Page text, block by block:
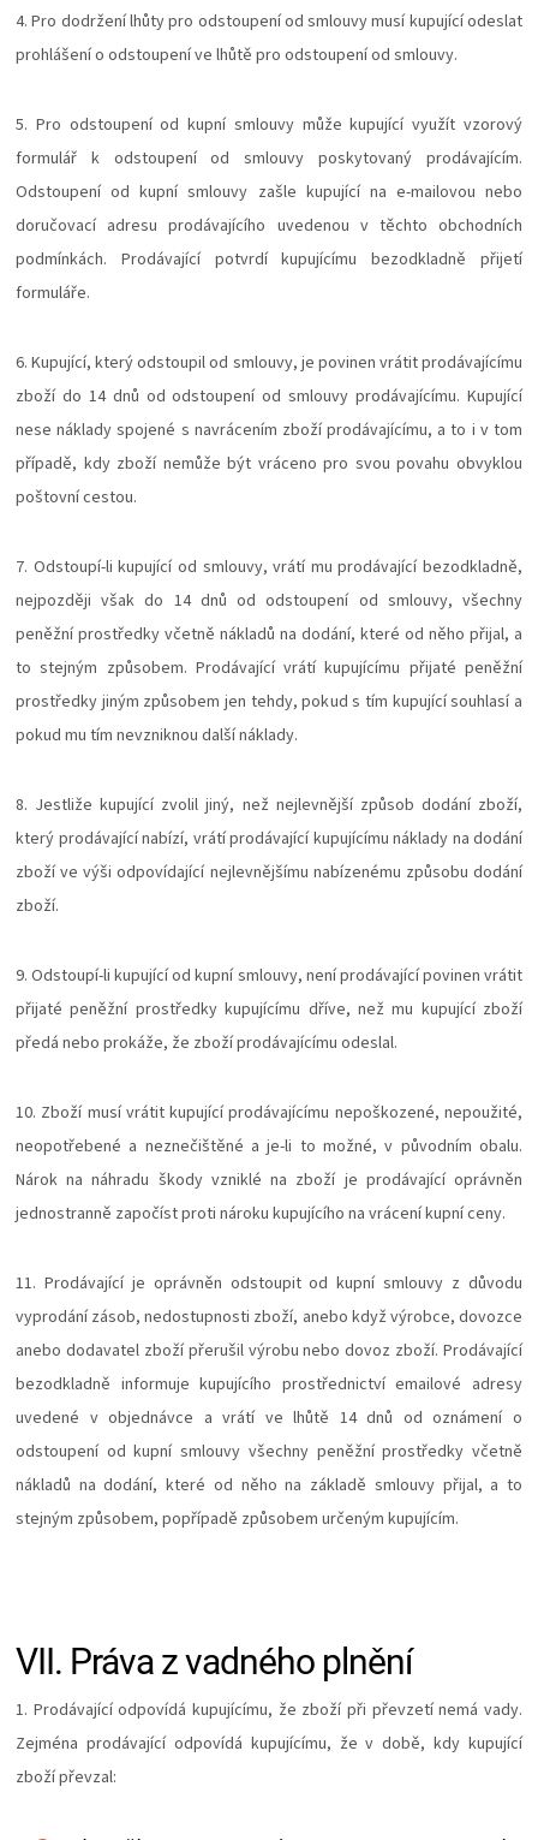
4. Pro dodržení lhůty pro odstoupení od smlouvy musí kupující odeslat
prohlášení o odstoupení ve lhůtě pro odstoupení od smlouvy.
5. Pro odstoupení od kupní smlouvy může kupující využít vzorový
formulář k odstoupení od smlouvy poskytovaný prodávajícím.
Odstoupení od kupní smlouvy zašle kupující na e-mailovou nebo
doručovací adresu prodávajícího uvedenou v těchto obchodních
podmínkách. Prodávající potvrdí kupujícímu bezodkladně přijetí
formuláře.
6. Kupující, který odstoupil od smlouvy, je povinen vrátit prodávajícímu
zboží do 14 dnů od odstoupení od smlouvy prodávajícímu. Kupující
nese náklady spojené s navrácením zboží prodávajícímu, a to i v tom
případě, kdy zboží nemůže být vráceno pro svou povahu obvyklou
poštovní cestou.
7. Odstoupí-li kupující od smlouvy, vrátí mu prodávající bezodkladně,
nejpozději však do 14 dnů od odstoupení od smlouvy, všechny
peněžní prostředky včetně nákladů na dodání, které od něho přijal, a
to stejným způsobem. Prodávající vrátí kupujícímu přijaté peněžní
prostředky jiným způsobem jen tehdy, pokud s tím kupující souhlasí a
pokud mu tím nevzniknou další náklady.
8. Jestliže kupující zvolil jiný, než nejlevnější způsob dodání zboží,
který prodávající nabízí, vrátí prodávající kupujícímu náklady na dodání
zboží ve výši odpovídající nejlevnějšímu nabízenému způsobu dodání
zboží.
9. Odstoupí-li kupující od kupní smlouvy, není prodávající povinen vrátit
přijaté peněžní prostředky kupujícímu dříve, než mu kupující zboží
předá nebo prokáže, že zboží prodávajícímu odeslal.
10. Zboží musí vrátit kupující prodávajícímu nepoškozené, nepoužité,
neopotřebené a neznečištěné a je-li to možné, v původním obalu.
Nárok na náhradu škody vzniklé na zboží je prodávající oprávněn
jednostranně započíst proti nároku kupujícího na vrácení kupní ceny.
11. Prodávající je oprávněn odstoupit od kupní smlouvy z důvodu
vyprodání zásob, nedostupnosti zboží, anebo když výrobce, dovozce
anebo dodavatel zboží přerušil výrobu nebo dovoz zboží. Prodávající
bezodkladně informuje kupujícího prostřednictví emailové adresy
uvedené v objednávce a vrátí ve lhůtě 14 dnů od oznámení o
odstoupení od kupní smlouvy všechny peněžní prostředky včetně
nákladů na dodání, které od něho na základě smlouvy přijal, a to
stejným způsobem, popřípadě způsobem určeným kupujícím.
VII. Práva z vadného plnění
1. Prodávající odpovídá kupujícímu, že zboží při převzetí nemá vady.
Zejména prodávající odpovídá kupujícímu, že v době, kdy kupující
zboží převzal: